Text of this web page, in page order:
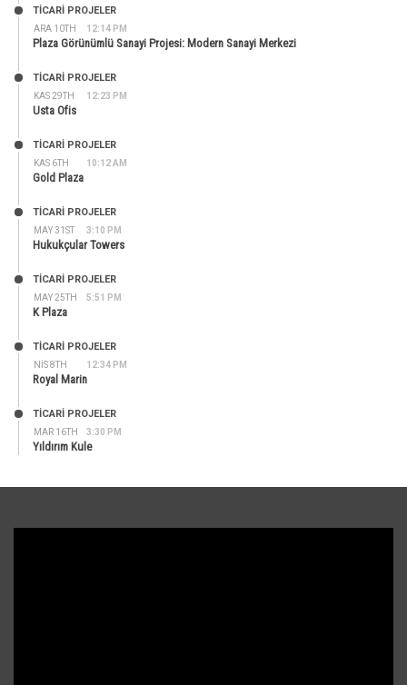
ARA 10TH 12:14 PM
TİCARİ PROJELER
Plaza Görünümlü Sanayi Projesi: Modern Sanayi Merkezi
KAS 29TH 12:23 PM
TİCARİ PROJELER
Usta Ofis
KAS 6TH 10:12 AM
TİCARİ PROJELER
Gold Plaza
MAY 31ST 3:10 PM
TİCARİ PROJELER
Hukukçular Towers
MAY 25TH 5:51 PM
TİCARİ PROJELER
K Plaza
NIS 8TH 12:34 PM
TİCARİ PROJELER
Royal Marin
MAR 16TH 3:30 PM
TİCARİ PROJELER
Yıldırım Kule